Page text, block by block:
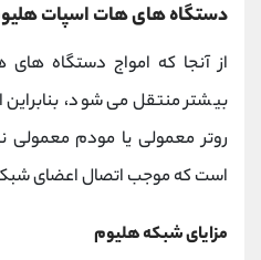
دستگاه های هات اسپات
بیشتر منتقل می شود،
است که موجب اتصال اعضای
مزایای شبکه هلیوم